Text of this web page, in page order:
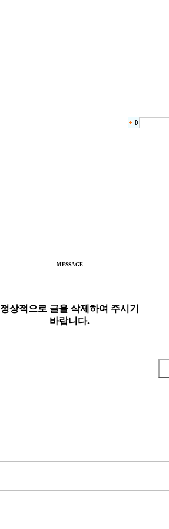
MESSAGE
정상적으로 글을 삭제하여 주시기
바랍니다.